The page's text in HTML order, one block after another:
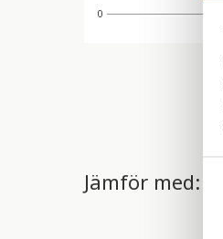
0
Jämför med: